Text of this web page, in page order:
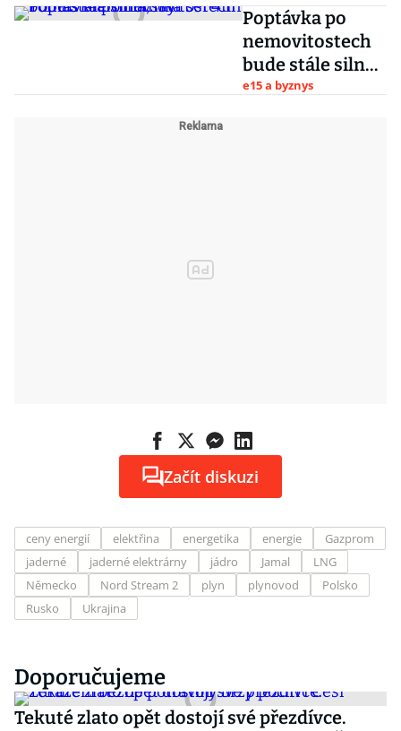
Poptávka po
nemovitostech
bude stále silná,
říká šéf 4fin
e15 a byznys
Začít diskuzi
ceny energií elektřina energetika energie
Gazprom
jaderné
jaderné elektrárny jádro Jamal
LNG
Německo
Nord Stream 2 plyn plynovod
Polsko
Rusko
Ukrajina
Doporučujeme
Tekuté zlato opět dostojí své přezdívce.